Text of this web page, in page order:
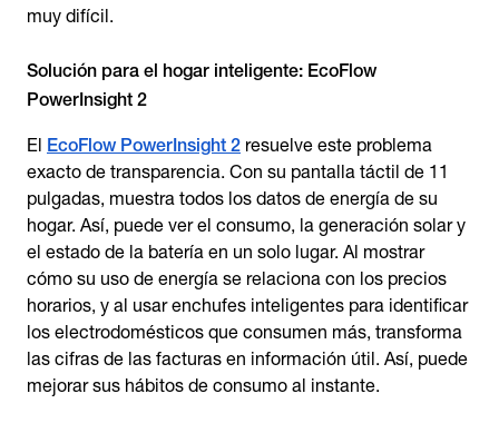
muy difícil.
Solución para el hogar inteligente: EcoFlow
PowerInsight 2
El EcoFlow PowerInsight 2 resuelve este problema
exacto de transparencia. Con su pantalla táctil de 11
pulgadas, muestra todos los datos de energía de su
hogar. Así, puede ver el consumo, la generación solar y
el estado de la batería en un solo lugar. Al mostrar
cómo su uso de energía se relaciona con los precios
horarios, y al usar enchufes inteligentes para identificar
los electrodomésticos que consumen más, transforma
las cifras de las facturas en información útil. Así, puede
mejorar sus hábitos de consumo al instante.